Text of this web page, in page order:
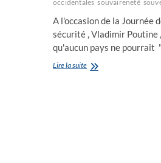
occidentales souvaireneté
A l'occasion de la Journée
sécurité , Vladimir
qu'aucun pays ne
Lire la suiteLe